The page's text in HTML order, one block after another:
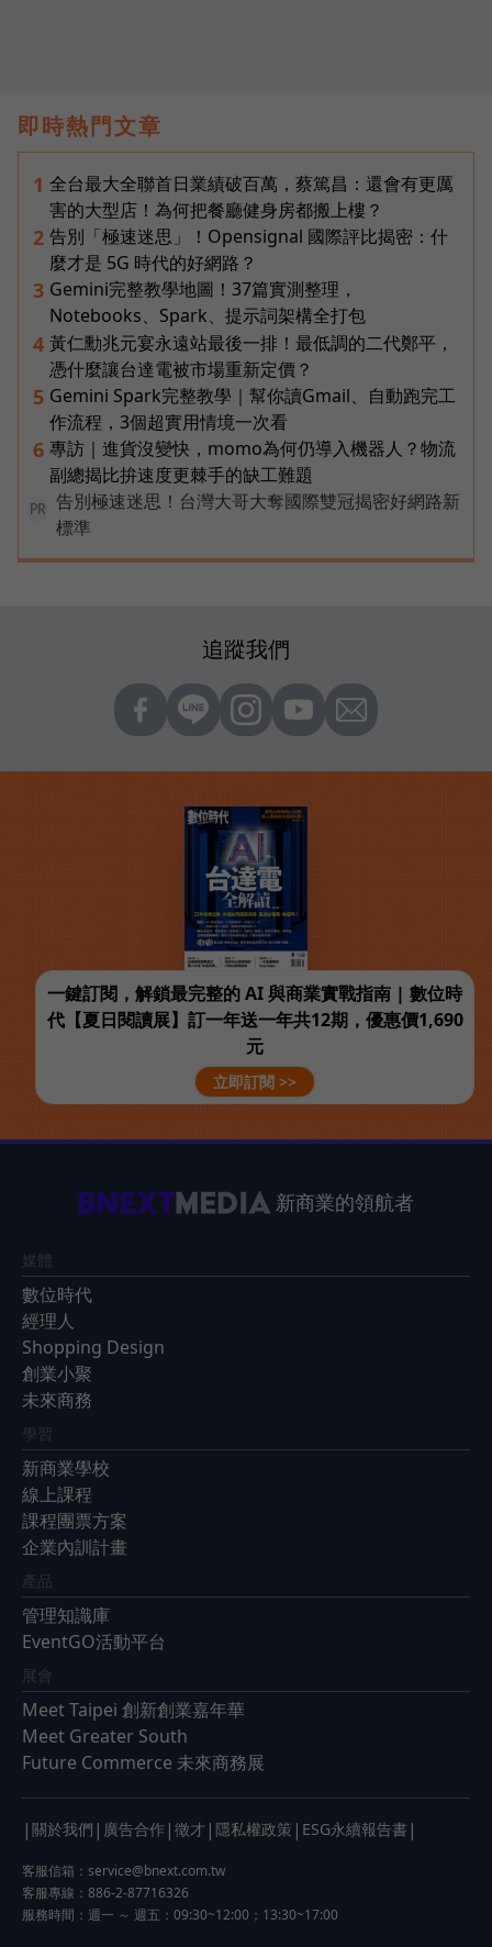
即時熱門文章
1 全台最大全聯首日業績破百萬，蔡篤昌：還會有更厲
害的大型店！為何把餐廳健身房都搬上樓？
2 告別「極速迷思」！Opensignal 國際評比揭密：什
麼才是 5G 時代的好網路？
3 Gemini完整教學地圖！37篇實測整理，
Notebooks、Spark、提示詞架構全打包
4 黃仁勳兆元宴永遠站最後一排！最低調的二代鄭平，
憑什麼讓台達電被市場重新定價？
5 Gemini Spark完整教學｜幫你讀Gmail、自動跑完工
作流程，3個超實用情境一次看
6 專訪｜進貨沒變快，momo為何仍導入機器人？物流
副總揭比拚速度更棘手的缺工難題
PR
告別極速迷思！台灣大哥大奪國際雙冠揭密好網路新
標準
追蹤我們
一鍵訂閱，解鎖最完整的 AI 與商業實戰指南 | 數位時
代【夏日閱讀展】訂一年送一年共12期，優惠價1,690
元
立即訂閱 >>
新商業的領航者
媒體
數位時代
經理人
Shopping Design
創業小聚
未來商務
學習
新商業學校
線上課程
課程團票方案
企業內訓計畫
產品
管理知識庫
EventGO活動平台
展會
Meet Taipei 創新創業嘉年華
Meet Greater South
Future Commerce 未來商務展
| 關於我們 | 廣告合作 | 徵才 | 隱私權政策 | ESG永續報告書 |
客服信箱： service@bnext.com.tw
客服專線：886-2-87716326
服務時間：週一 ～ 週五：09:30~12:00；13:30~17:00